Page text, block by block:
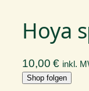
Hoya
10,00€ inkl.
Shop folgen